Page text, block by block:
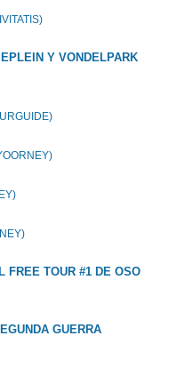
Y VONDELPARK
FREE TOUR #1 DE OSO
GUERRA